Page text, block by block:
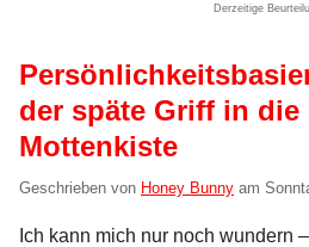
Derzeitige
der späte Griff in die
Mottenkiste
Geschrieben von Honey Bunny am
Ich kann mich nur noch wundern